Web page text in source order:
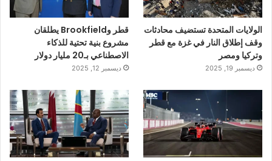
الولايات المتحدة تستضيف محادثات
وقف إطلاق النار في غزة مع قطر
وتركيا ومصر
ديسمبر 19, 2025
قطر وBrookfield يطلقان
مشروع بنية تحتية للذكاء
الاصطناعي بـ20 مليار دولار
ديسمبر 12, 2025